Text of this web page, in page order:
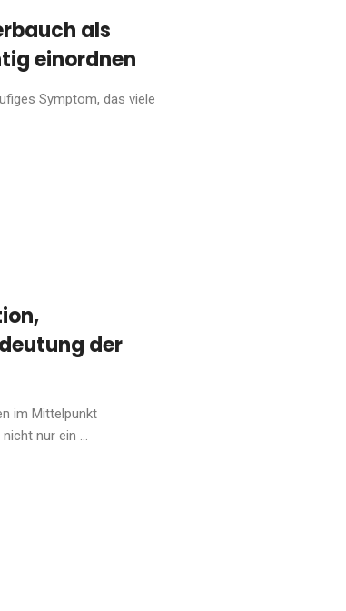
als
einordnen
Symptom, das viele
der
im Mittelpunkt
nur ein ...